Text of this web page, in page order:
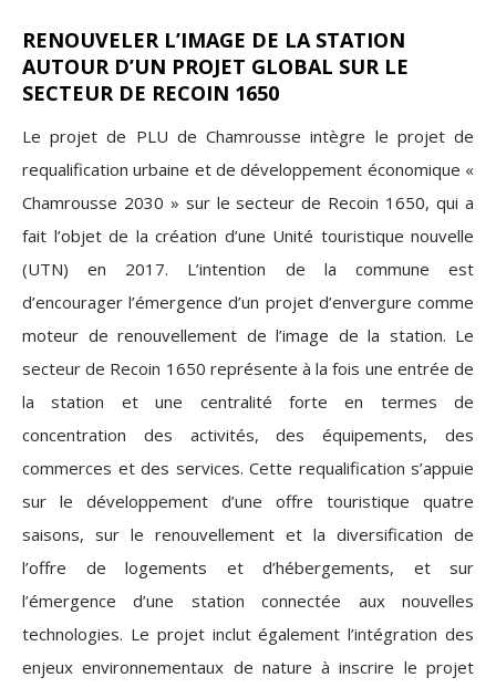
RENOUVELER L’IMAGE DE LA STATION
AUTOUR D’UN PROJET GLOBAL SUR LE
SECTEUR DE RECOIN 1650
Le projet de PLU de Chamrousse intègre le projet de
requalification urbaine et de développement économique «
Chamrousse 2030 » sur le secteur de Recoin 1650, qui a
fait l’objet de la création d’une Unité touristique nouvelle
(UTN) en 2017. L’intention de la commune est
d’encourager l’émergence d’un projet d’envergure comme
moteur de renouvellement de l’image de la station. Le
secteur de Recoin 1650 représente à la fois une entrée de
la station et une centralité forte en termes de
concentration des activités, des équipements, des
commerces et des services. Cette requalification s’appuie
sur le développement d’une offre touristique quatre
saisons, sur le renouvellement et la diversification de
l’offre de logements et d’hébergements, et sur
l’émergence d’une station connectée aux nouvelles
technologies. Le projet inclut également l’intégration des
enjeux environnementaux de nature à inscrire le projet